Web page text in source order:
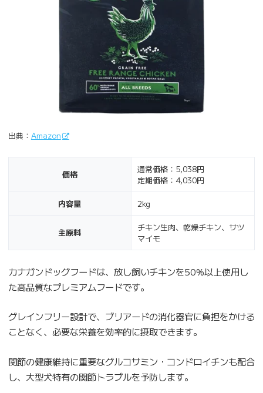
出典： Amazon
価格
通常価格：5,038円
定期価格：4,030円
内容量 2kg
主原料
チキン生肉、乾燥チキン、サツ
マイモ
カナガンドッグフードは、放し飼いチキンを50%以上使用し
た高品質なプレミアムフードです。
グレインフリー設計で、ブリアードの消化器官に負担をかける
ことなく、必要な栄養を効率的に摂取できます。
関節の健康維持に重要なグルコサミン・コンドロイチンも配合
し、大型犬特有の関節トラブルを予防します。